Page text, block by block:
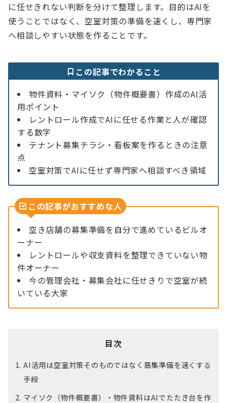
に任せきれない判断を分けて整理します。目的はAIを
使うことではなく、空室対策の準備を速くし、専門家
へ相談しやすい状態を作ることです。
この記事でわかること
物件資料・マイソク（物件概要書）作成のAI活
用ポイント
レントロール作成でAIに任せる作業と人が確認
する数字
テナント募集チラシ・看板案を作るときの注意
点
空室対策でAIに任せず専門家へ相談すべき領域
この記事がおすすめな人
空き店舗の募集準備を自分で進めているビルオ
ーナー
レントロールや収支資料を整理できていない物
件オーナー
今の管理会社・募集会社に任せきりで空室が続
いている大家
目次
AI活用は空室対策そのものではなく募集準備を速くする
手段
マイソク（物件概要書）・物件資料はAIでたたき台を作